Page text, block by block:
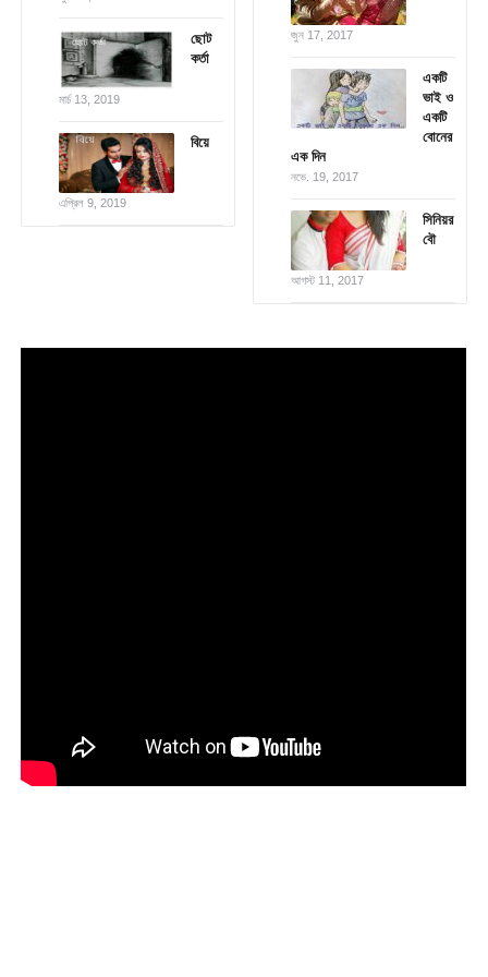
ছোট
কর্তা
মার্চ 13, 2019
বিয়ে
এপ্রিল 9, 2019
জুন 17, 2017
একটি
ভাই ও
একটি
বোনের
এক দিন
নভে. 19, 2017
সিনিয়র
বৌ
আগস্ট 11, 2017